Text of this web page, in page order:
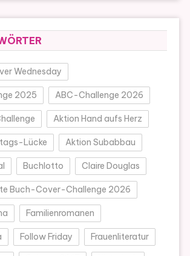
Wednesday
2025 ABC-Challenge 2026
Aktion Hand aufs Herz
Lücke Aktion Subabbau
Buchlotto Claire Douglas
Buch-Cover-Challenge 2026
Familienromanen
Follow Friday Frauenliteratur